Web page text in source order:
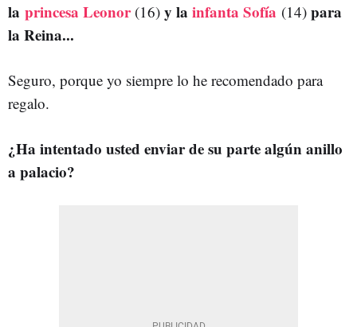
la princesa Leonor (16) y la infanta Sofía (14) para
la Reina...
Seguro, porque yo siempre lo he recomendado para
regalo.
¿Ha intentado usted enviar de su parte algún anillo
a palacio?